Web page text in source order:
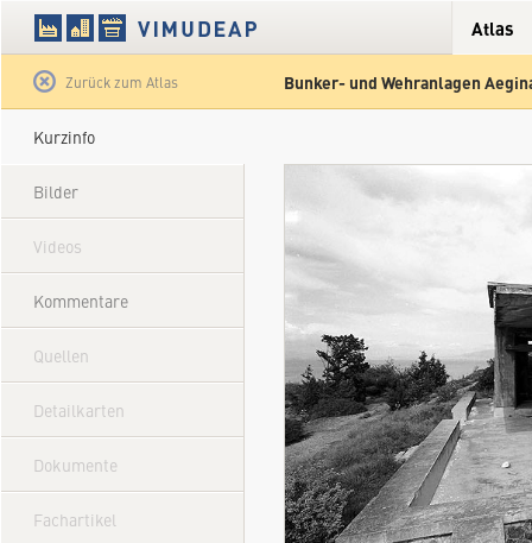
Atlas
Zurück zum Atlas Bunker- und Wehranlagen
Kurzinfo
Bilder
Videos
Kommentare
Quellen
Detailkarten
Dokumente
Fachartikel
Satellit Hybrid Gelände Straße